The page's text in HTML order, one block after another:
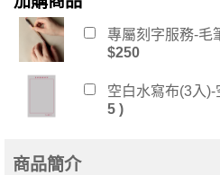
專屬刻字服務-毛
$250
空白水寫布(3入)-
5 )
商品簡介